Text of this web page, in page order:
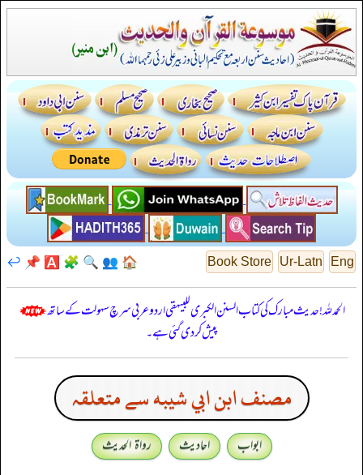
Eng
Ur-Latn
Book Store
🏠
👥
🔍
🧩
🅰️
📌
↩️
الحمدللہ! حدیث مبارک کی کتاب السنن الكبرى للبيهقي اردو عربی سرچ سہولت کے ساتھ
پیش کر دی گئی ہے۔
مصنف ابن ابي شيبه سے متعلقہ
ابواب احادیث
رواۃ الحدیث